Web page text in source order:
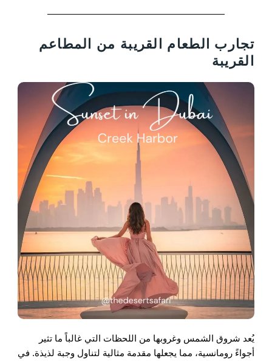
تجارب الطعام القريبة من المطاعم
القريبة
يُعد شروق الشمس وغروبها من اللحظات التي غالباً ما تثير
أجواءً رومانسية، مما يجعلها مقدمة مثالية لتناول وجبة لذيذة. في